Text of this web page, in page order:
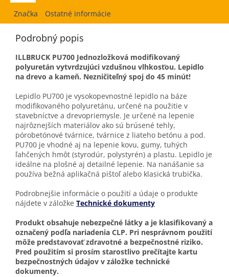
Značka Ostatné informácie
Podrobný popis
ILLBRUCK PU700 Jednozložková modifikovaný
polyuretán vytvrdzujúci vzdušnou vlhkosťou. Lepidlo
na drevo a kameň. Nezničiteľný spoj do 45 minút!
Lepidlo PU700 je vysokopevnostné lepidlo na báze
modifikovaného polyuretánu, určené na použitie v
stavebníctve a drevopriemysle. Je určené na lepenie
najrôznejších materiálov ako sú brúsené tehly,
pórobetónové tvárnice, tvárnice z liateho betónu a pod.
PU700 je vhodné aj na lepenie kovu, gumy, tuhých
ľahčených hmôt (styrodúr, polystyrén) a plastu. Lepidlo je
ideálne na plošné aj detailné lepenie. Na nanášanie sa
používa bežná aplikačná pištoľ alebo klasická trubička.
Podrobnejšie informácie o použití a údaje o produkte
nájdete v záložke Technické dokumenty
Produkt obsahuje nebezpečné látky a je klasifikovaný a
označený podľa nariadenia CLP. Pri nesprávnom použití
môže predstavovať zdravotné a bezpečnostné riziko.
Pred použitím si prosím starostlivo prečítajte kartu
bezpečnostných údajov v záložke technické
dokumenty.